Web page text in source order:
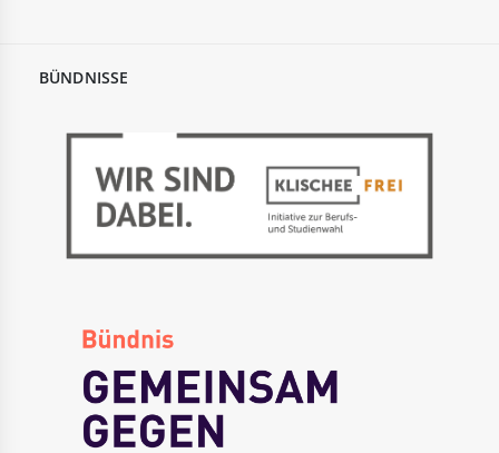
BÜNDNISSE